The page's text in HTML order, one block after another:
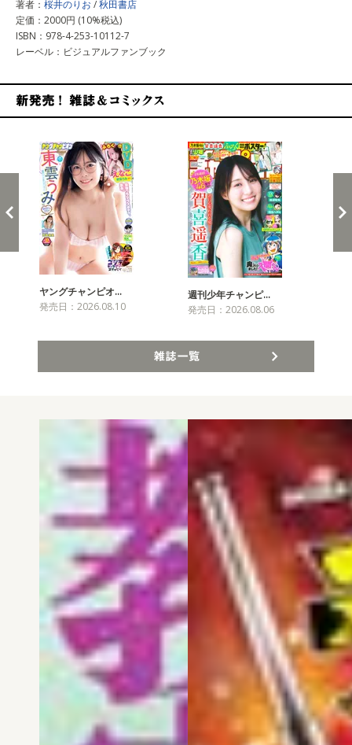
著者： 桜井のりお /秋田書店
定価：2000円 (10%税込)
ISBN：978-4-253-10112-7
レーベル：ビジュアルファンブック
ヤングチャンピオ…
発売日：2026.08.10
週刊少年チャンピ…
発売日：2026.08.06